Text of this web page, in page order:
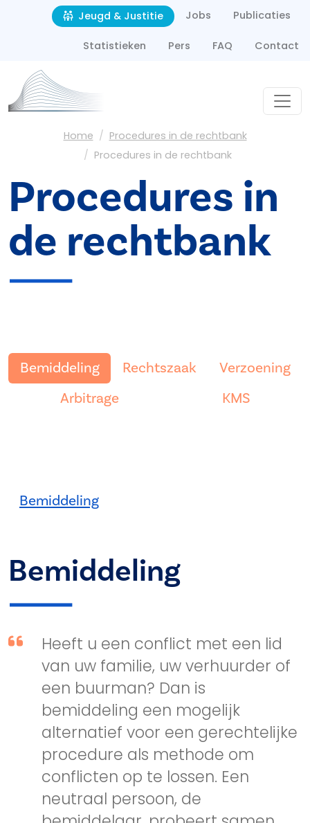
Overslaan en naar de inhoud gaan
Second navigation
Jeugd & Justitie Jobs Publicaties
Statistieken Pers FAQ Contact
Kruimelpad
Home
Procedures in de rechtbank
Procedures in de rechtbank
Procedures in
de rechtbank
Bemiddeling Rechtszaak
Verzoening
Arbitrage
KMS
Bemiddeling
Bemiddeling
Heeft u een conflict met een lid
van uw familie, uw verhuurder of
een buurman? Dan is
bemiddeling een mogelijk
alternatief voor een gerechtelijke
procedure als methode om
conflicten op te lossen. Een
neutraal persoon, de